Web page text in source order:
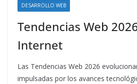
DESARROLLO WEB
Tendencias Web
Internet
Las Tendencias Web 2026
impulsadas por los avances